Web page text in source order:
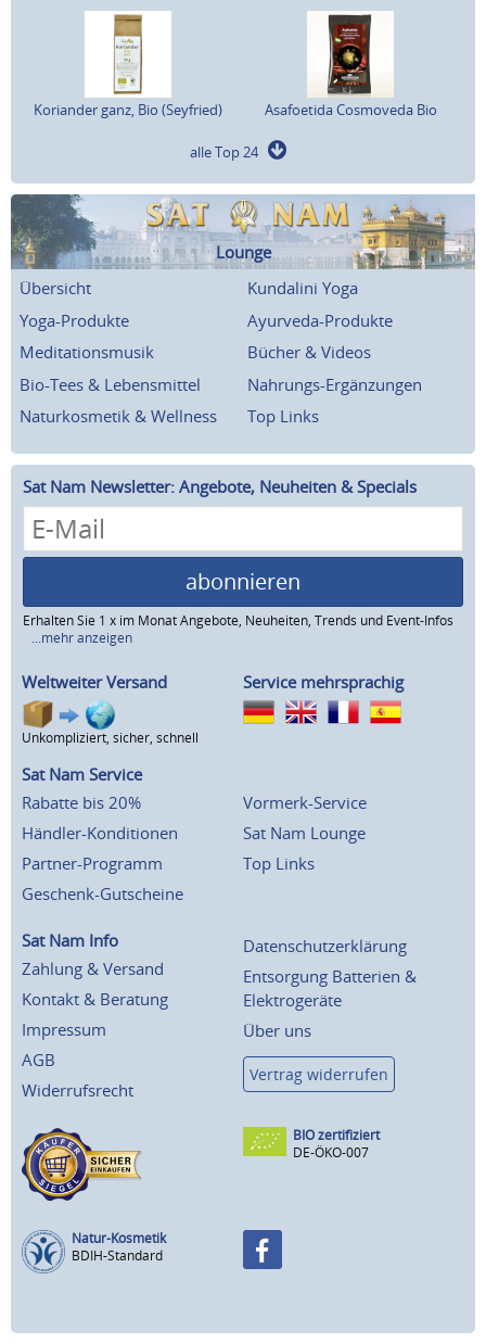
Koriander ganz, Bio (Seyfried) Asafoetida Cosmoveda Bio
alle Top 24
Lounge
Übersicht
Kundalini Yoga
Yoga-Produkte
Ayurveda-Produkte
Meditationsmusik
Bücher & Videos
Bio-Tees & Lebensmittel
Nahrungs-Ergänzungen
Naturkosmetik & Wellness
Top Links
Sat Nam Newsletter: Angebote, Neuheiten & Specials
abonnieren
Erhalten Sie 1 x im Monat Angebote, Neuheiten, Trends und Event-Infos
...mehr anzeigen
Weltweiter Versand
Unkompliziert, sicher, schnell
Service mehrsprachig
Sat Nam Service
Rabatte bis 20%
Händler-Konditionen
Partner-Programm
Geschenk-Gutscheine
Vormerk-Service
Sat Nam Lounge
Top Links
Sat Nam Info
Zahlung & Versand
Kontakt & Beratung
Impressum
AGB
Widerrufsrecht
Datenschutzerklärung
Entsorgung Batterien &
Elektrogeräte
Über uns
Vertrag widerrufen
BIO zertifiziert
DE-ÖKO-007
Natur-Kosmetik
BDIH-Standard